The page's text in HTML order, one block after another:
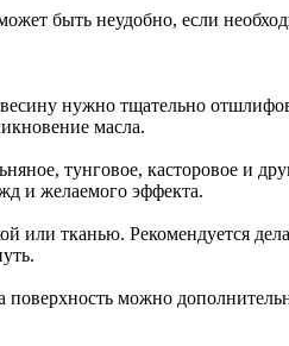
быть неудобно, если
нужно тщательно
масла.
тунговое, касторовое и
и желаемого эффекта.
тканью. Рекомендуется
можно